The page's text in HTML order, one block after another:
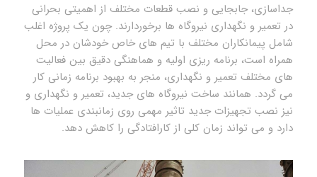
جداسازی، جابجایی و نصب قطعات مختلف از اهمیتی بحرانی
در تعمیر و نگهداری نیروگاه ها برخوردارند. چون یک پروژه اغلب
شامل پیمانکاران مختلف با تیم های خاص خودشان در محل
همراه است، برنامه ریزی اولیه و هماهنگی دقیق بین فعالیت
های مختلف تعمیر و نگهداری، منجر به بهبود برنامه زمانی کار
می گردد. همانند ساخت نیروگاه های جدید، تعمیر و نگهداری و
نیز نصب تجهیزات جدید تاثیر مهمی روی زمانبندی عملیات ها
دارد و می تواند زمان کلی از کارافتادگی را کاهش دهد.